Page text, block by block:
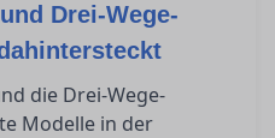
Drei-Wege-
die Drei-Wege-
Modelle in der